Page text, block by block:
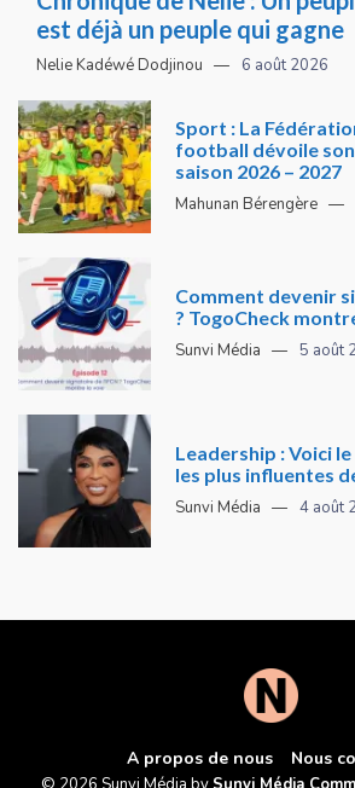
est déjà un peuple qui gagne
Nelie Kadéwé Dodjinou 6 août 2026
Sport : La
football dévoile
saison 2026 – 2027
Mahunan Bérengère
Comment devenir
? TogoCheck
Sunvi Média 5 août
Leadership : Voici
les plus influentes
Sunvi Média 4 août
A propos de nous Nous